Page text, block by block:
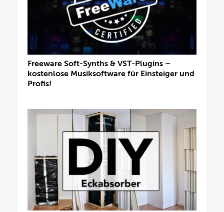
Freeware Soft-Synths & VST-Plugins –
kostenlose Musiksoftware für Einsteiger und
Profis!